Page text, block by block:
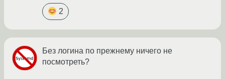
2
Без логина по прежнему ничего не
посмотреть?